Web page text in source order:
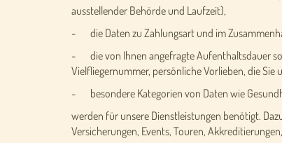
ausstellender Behörde und Laufzeit),
- die Daten zu Zahlungsart und im
- die von Ihnen angefragte Aufenthaltsdauer
Vielfliegernummer, persönliche Vorlieben, die Sie
- besondere Kategorien von Daten wie
werden für unsere Dienstleistungen benötigt.
Versicherungen, Events, Touren,